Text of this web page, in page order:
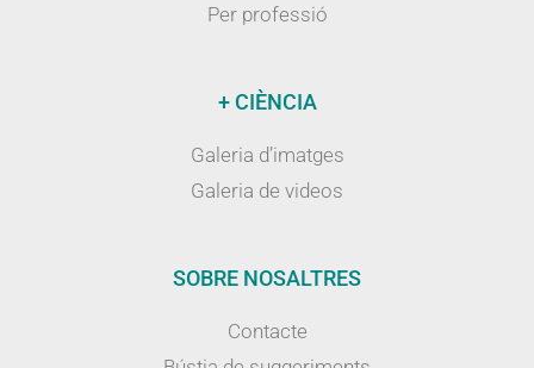
Per professió
+ CIÈNCIA
Galeria d’imatges
Galeria de videos
SOBRE NOSALTRES
Contacte